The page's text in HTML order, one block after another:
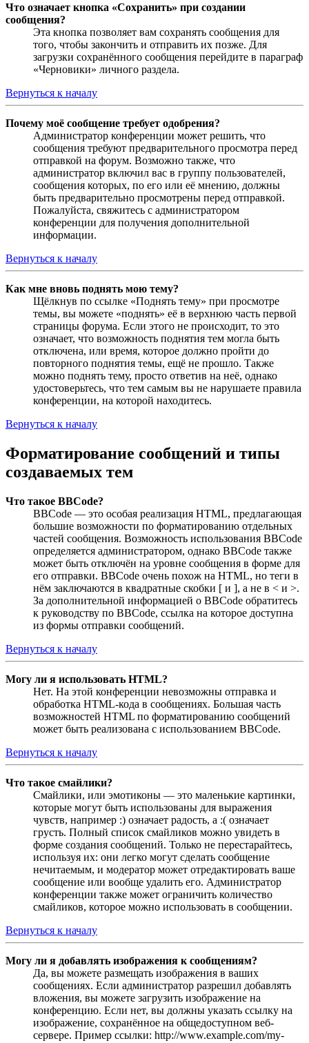
Что означает кнопка «Сохранить» при создании
сообщения?
Эта кнопка позволяет вам сохранять сообщения для
того, чтобы закончить и отправить их позже. Для
загрузки сохранённого сообщения перейдите в параграф
«Черновики» личного раздела.
Вернуться к началу
Почему моё сообщение требует одобрения?
Администратор конференции может решить, что
сообщения требуют предварительного просмотра перед
отправкой на форум. Возможно также, что
администратор включил вас в группу пользователей,
сообщения которых, по его или её мнению, должны
быть предварительно просмотрены перед отправкой.
Пожалуйста, свяжитесь с администратором
конференции для получения дополнительной
информации.
Вернуться к началу
Как мне вновь поднять мою тему?
Щёлкнув по ссылке «Поднять тему» при просмотре
темы, вы можете «поднять» её в верхнюю часть первой
страницы форума. Если этого не происходит, то это
означает, что возможность поднятия тем могла быть
отключена, или время, которое должно пройти до
повторного поднятия темы, ещё не прошло. Также
можно поднять тему, просто ответив на неё, однако
удостоверьтесь, что тем самым вы не нарушаете правила
конференции, на которой находитесь.
Вернуться к началу
Форматирование сообщений и типы
создаваемых тем
Что такое BBCode?
BBCode — это особая реализация HTML, предлагающая
большие возможности по форматированию отдельных
частей сообщения. Возможность использования BBCode
определяется администратором, однако BBCode также
может быть отключён на уровне сообщения в форме для
его отправки. BBCode очень похож на HTML, но теги в
нём заключаются в квадратные скобки [ и ], а не в < и >.
За дополнительной информацией о BBCode обратитесь
к руководству по BBCode, ссылка на которое доступна
из формы отправки сообщений.
Вернуться к началу
Могу ли я использовать HTML?
Нет. На этой конференции невозможны отправка и
обработка HTML-кода в сообщениях. Большая часть
возможностей HTML по форматированию сообщений
может быть реализована с использованием BBCode.
Вернуться к началу
Что такое смайлики?
Смайлики, или эмотиконы — это маленькие картинки,
которые могут быть использованы для выражения
чувств, например :) означает радость, а :( означает
грусть. Полный список смайликов можно увидеть в
форме создания сообщений. Только не перестарайтесь,
используя их: они легко могут сделать сообщение
нечитаемым, и модератор может отредактировать ваше
сообщение или вообще удалить его. Администратор
конференции также может ограничить количество
смайликов, которое можно использовать в сообщении.
Вернуться к началу
Могу ли я добавлять изображения к сообщениям?
Да, вы можете размещать изображения в ваших
сообщениях. Если администратор разрешил добавлять
вложения, вы можете загрузить изображение на
конференцию. Если нет, вы должны указать ссылку на
изображение, сохранённое на общедоступном веб-
сервере. Пример ссылки: http://www.example.com/my-